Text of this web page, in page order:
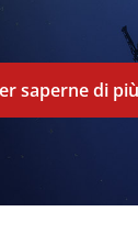
saperne di più